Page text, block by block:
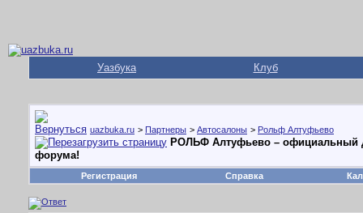
Уазбука Клуб
uazbuka.ru > Партнеры > Автосалоны > Рольф Алтуфьево
РОЛЬФ Алтуфьево – официальный
форума!
Регистрация Справка